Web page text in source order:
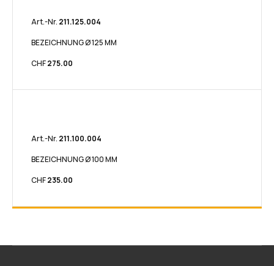
Art.-Nr. 211.125.004​
BEZEICHNUNG Ø 125 MM
CHF275.00
Art.-Nr. 211.100.004​​
BEZEICHNUNG Ø 100 MM
CHF235.00